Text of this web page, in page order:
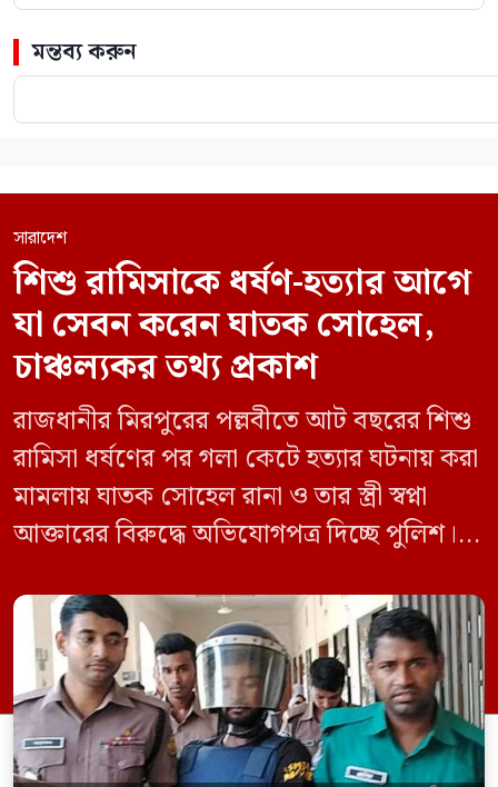
মন্তব্য করুন
সারাদেশ
শিশু রামিসাকে ধর্ষণ-হত্যার আগে
যা সেবন করেন ঘাতক সোহেল,
চাঞ্চল্যকর তথ্য প্রকাশ
রাজধানীর মিরপুরের পল্লবীতে আট বছরের শিশু
রামিসা ধর্ষণের পর গলা কেটে হত্যার ঘটনায় করা
মামলায় ঘাতক সোহেল রানা ও তার স্ত্রী স্বপ্না
আক্তারের বিরুদ্ধে অভিযোগপত্র দিচ্ছে পুলিশ।
সেবন করেছিলেন বলে জবানবন্দিতে
জানিয়েছেন আসামি। রোববার (২৪ মে) সকালে
মামলার তদন্ত কর্মকর্তা পল্লবী থানার উপ-
পরিদর্শক অহিদুজ্জামান এ তথ্য নিছিত করেন।
তিনি বলেন, […]